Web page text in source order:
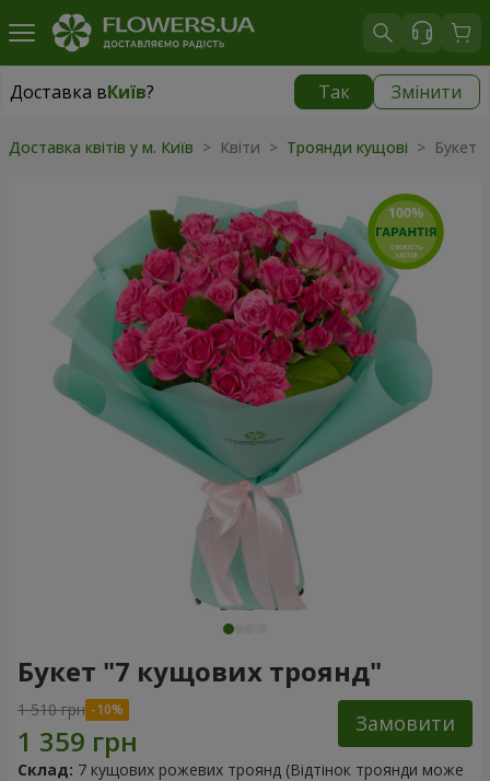
Доставка вКиїв? Так Змінити
Доставка вКиїв
Доставка квітів у м. Київ > Квіти > Троянди кущові > Букет
Букет "7 кущових троянд"
1 510 грн
Замовити
Склад: 7 кущових рожевих троянд (Відтінок троянди може